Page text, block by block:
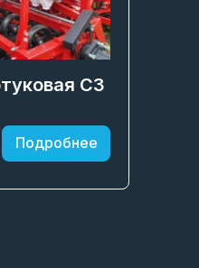
СЗ
Подробнее